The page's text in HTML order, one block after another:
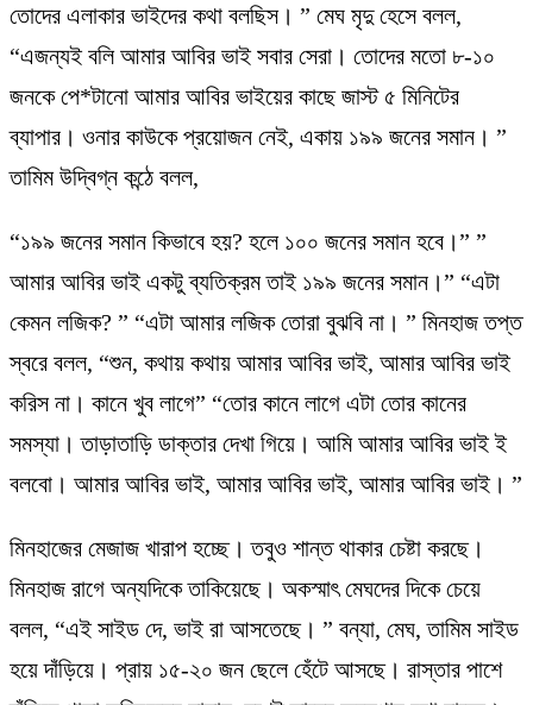
তোদের এলাকার ভাইদের কথা বলছিস। ” মেঘ মৃদু হেসে বলল,
“এজন্যই বলি আমার আবির ভাই সবার সেরা। তোদের মতো ৮-১০
জনকে পে*টানো আমার আবির ভাইয়ের কাছে জাস্ট ৫ মিনিটের
ব্যাপার। ওনার কাউকে প্রয়োজন নেই, একায় ১৯৯ জনের সমান। ”
তামিম উদ্বিগ্ন কন্ঠে বলল,
“১৯৯ জনের সমান কিভাবে হয়? হলে ১০০ জনের সমান হবে।” ”
আমার আবির ভাই একটু ব্যতিক্রম তাই ১৯৯ জনের সমান।” “এটা
কেমন লজিক? ” “এটা আমার লজিক তোরা বুঝবি না। ” মিনহাজ তপ্ত
স্বরে বলল, “শুন, কথায় কথায় আমার আবির ভাই, আমার আবির ভাই
করিস না। কানে খুব লাগে” “তোর কানে লাগে এটা তোর কানের
সমস্যা। তাড়াতাড়ি ডাক্তার দেখা গিয়ে। আমি আমার আবির ভাই ই
বলবো। আমার আবির ভাই, আমার আবির ভাই, আমার আবির ভাই। ”
মিনহাজের মেজাজ খারাপ হচ্ছে। তবুও শান্ত থাকার চেষ্টা করছে।
মিনহাজ রাগে অন্যদিকে তাকিয়েছে। অকস্মাৎ মেঘদের দিকে চেয়ে
বলল, “এই সাইড দে, ভাই রা আসতেছে। ” বন্যা, মেঘ, তামিম সাইড
হয়ে দাঁড়িয়ে। প্রায় ১৫-২০ জন ছেলে হেঁটে আসছে। রাস্তার পাশে